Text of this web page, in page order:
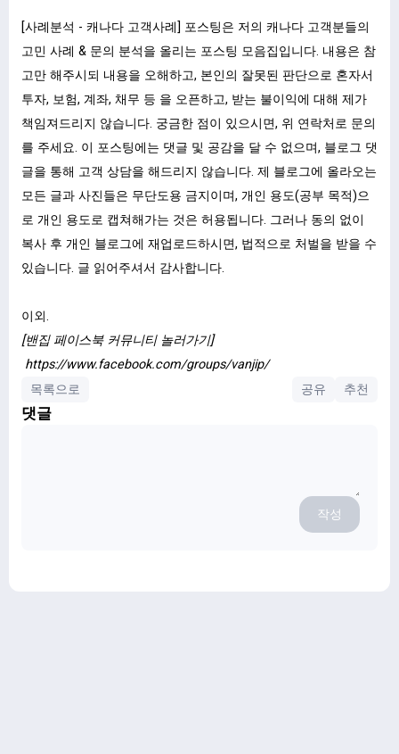
[사례분석 - 캐나다 고객사례] 포스팅은 저의 캐나다 고객분들의
고민 사례 & 문의 분석을 올리는 포스팅 모음집입니다. 내용은 참
고만 해주시되 내용을 오해하고, 본인의 잘못된 판단으로 혼자서
투자, 보험, 계좌, 채무 등 을 오픈하고, 받는 불이익에 대해 제가
책임져드리지 않습니다. 궁금한 점이 있으시면, 위 연락처로 문의
를 주세요. 이 포스팅에는 댓글 및 공감을 달 수 없으며, 블로그 댓
글을 통해 고객 상담을 해드리지 않습니다. 제 블로그에 올라오는
모든 글과 사진들은 무단도용 금지이며, 개인 용도(공부 목적)으
로 개인 용도로 캡쳐해가는 것은 허용됩니다. 그러나 동의 없이
복사 후 개인 블로그에 재업로드하시면, 법적으로 처벌을 받을 수
있습니다. 글 읽어주셔서 감사합니다.
이외.
[밴집 페이스북 커뮤니티 놀러가기]
https://www.facebook.com/groups/vanjip/
목록으로
공유 추천
댓글
작성